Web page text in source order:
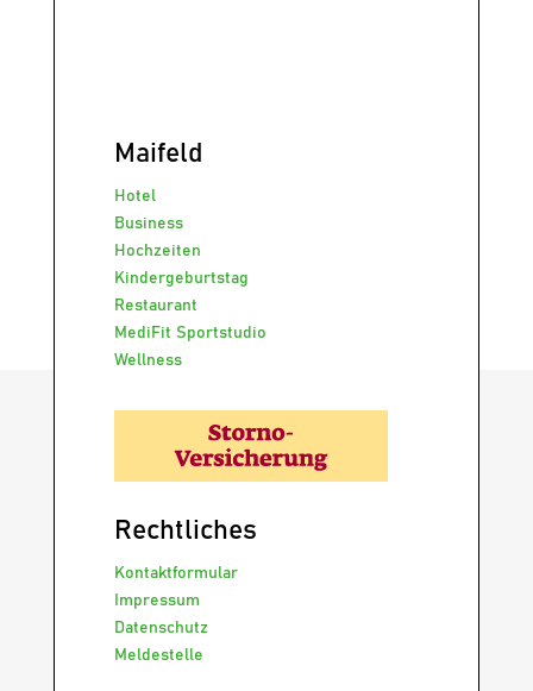
Maifeld
Hotel
Business
Hochzeiten
Kindergeburtstag
Restaurant
MediFit Sportstudio
Wellness
Rechtliches
Kontaktformular
Impressum
Datenschutz
Meldestelle